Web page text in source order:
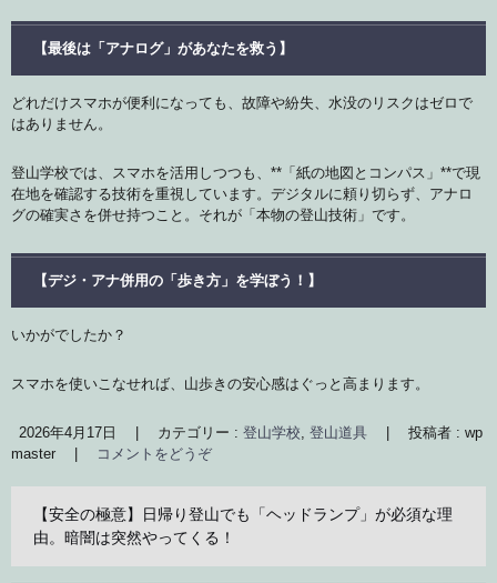
【最後は「アナログ」があなたを救う】
どれだけスマホが便利になっても、故障や紛失、水没のリスクはゼロで
はありません。
登山学校では、スマホを活用しつつも、**「紙の地図とコンパス」**で現
在地を確認する技術を重視しています。デジタルに頼り切らず、アナロ
グの確実さを併せ持つこと。それが「本物の登山技術」です。
【デジ・アナ併用の「歩き方」を学ぼう！】
いかがでしたか？
スマホを使いこなせれば、山歩きの安心感はぐっと高まります。
2026年4月17日 カテゴリー : 登山学校, 登山道具
投稿者 : wp
master
コメントをどうぞ
【安全の極意】日帰り登山でも「ヘッドランプ」が必須な理
由。暗闇は突然やってくる！